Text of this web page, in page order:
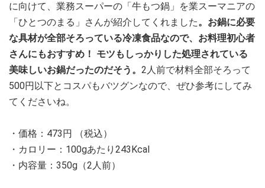
に向けて、業務スーパーの「牛もつ鍋」を業スーマニアの
「ひとつのまる」さんが紹介してくれました。お鍋に必要
な具材が全部そろっている冷凍食品なので、お料理初心者
さんにもおすすめ！ モツもしっかりした処理されている
美味しいお鍋だったのだそう。 2人前で材料全部そろって
500円以下とコスパもバツグンなので、ぜひ参考にしてみ
てくださいね。
・価格：473円 （税込）
・カロリー：100gあたり243Kcal
・内容量：350g（2人前）